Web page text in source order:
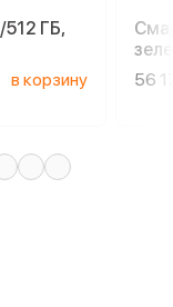
ГБ,
в корзину
56